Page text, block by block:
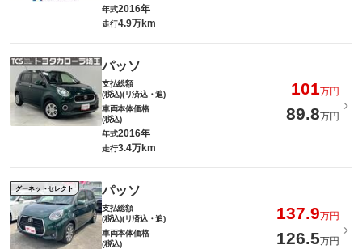
年式2016年
走行4.9万km
パッソ
支払総額
(税込)(リ済込・追)
101万円
車両本体価格
(税込)
89.8万円
年式2016年
走行3.4万km
グーネットセレクト パッソ
支払総額
(税込)(リ済込・追)
137.9万円
車両本体価格
(税込)
126.5万円